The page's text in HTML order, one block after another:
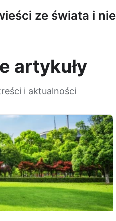
ze świata i
artykuły
i aktualności